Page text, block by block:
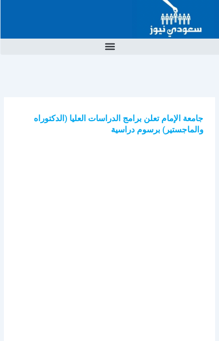
المحتوى
جامعة الإمام تعلن برامج الدراسات العليا (الدكتوراه
والماجستير) برسوم دراسية